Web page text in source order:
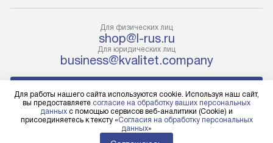
предварительно уточните это
с менеджером. За данную услугу
взимается дополнительная плата.
Учитывайте габариты прибора, если
они не позволяют пронести его
через дверной проем,
то сотрудники транспортной
службы не смогут демонтировать
дверцы, ручки или другие
выступающие элементы, так как
установка
Техника
нишу или на
с проверкой по
подключается
Для физических лиц
shop@l-rus.ru
Для юридических лиц
business@kvalitet.company
Политика конфиденциальности
Условия продажи
Для работы нашего сайта используются cookie. Используя наш сайт,
вы предоставляете согласие на обработку ваших персональных
данных с помощью сервисов веб-аналитики (Cookie) и
присоединяетесь к тексту «Согласия на обработку персональных
данных»